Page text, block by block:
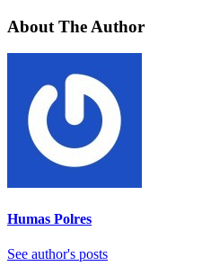
About The Author
Humas Polres
See author's posts